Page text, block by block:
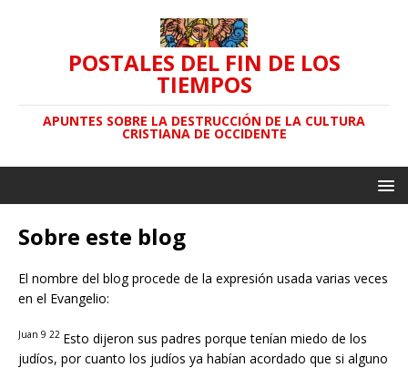
POSTALES DEL FIN DE LOS
TIEMPOS
APUNTES SOBRE LA DESTRUCCIÓN DE LA CULTURA
CRISTIANA DE OCCIDENTE
Sobre este blog
El nombre del blog procede de la expresión usada varias veces
en el Evangelio:
Juan 9 22 Esto dijeron sus padres porque tenían miedo de los
judíos, por cuanto los judíos ya habían acordado que si alguno